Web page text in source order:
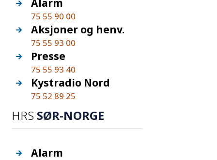
Alarm
75 55 90 00
Aksjoner og henv.
75 55 93 00
Presse
75 55 93 40
Kystradio Nord
75 52 89 25
HRS SØR-NORGE
Alarm